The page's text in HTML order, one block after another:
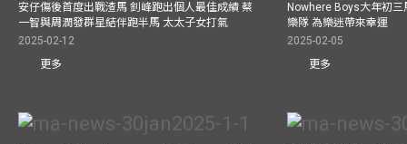
安仔傷後首度出戰渣馬 釗峰跑出個人最佳成績 蔡
一智與周潤發群星結伴跑半馬 太太子女打氣
2025-02-12
更多
Nowhere Boys大年初
樂隊 為樂迷帶來幸運
2025-02-05
更多